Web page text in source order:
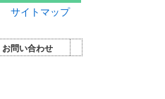
サイトマップ
お問い合わせ